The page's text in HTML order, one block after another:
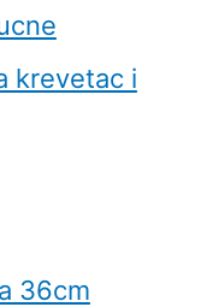
krevetac i
36cm